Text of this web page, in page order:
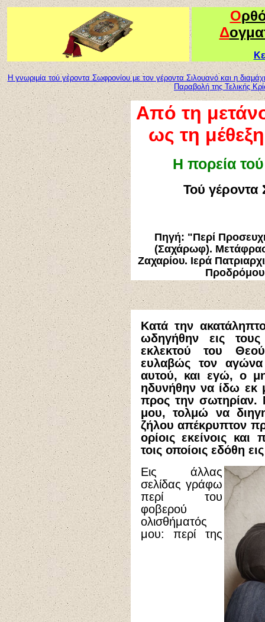
Ο
Δ
Η γνωριμία τού γέροντα Σωφρονίου με τον γέροντα Σιλουανό και η
Παραβολή της Τελικής
Από τη
ως τη
Η πορεία
Τού
Πηγή: "Περί
(Σαχάρωφ).
Ζαχαρίου. Ιερά
Κατά την
ωδηγήθην εις
εκλεκτού του
ευλαβώς τον
αυτού, και εγώ, ο
ηδυνήθην να ίδω εκ
προς την σωτηρίαν.
μου, τολμώ να
ζήλου απέκρυπτον
ορίοις εκείνοις
τοις οποίοις εδόθη
Εις άλλας
σελίδας γράφω
περί του
φοβερού
ολισθήματός
μου: περί της